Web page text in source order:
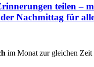
teilen –
Nachmittag für
im Monat zur gleichen Zeit